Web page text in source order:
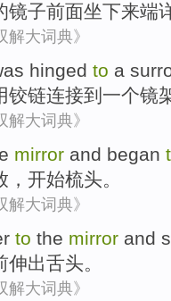
镜子前面坐下来端
解大词典》
hinged to a
铰链连接到 一个镜
解大词典》
mirror and began
， 开始梳头。
解大词典》
to the mirror and
伸出舌头。
解大词典》